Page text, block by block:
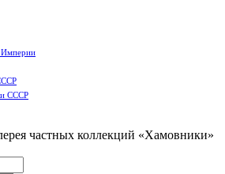
Империи
СССР
частных коллекций «Хамовники»